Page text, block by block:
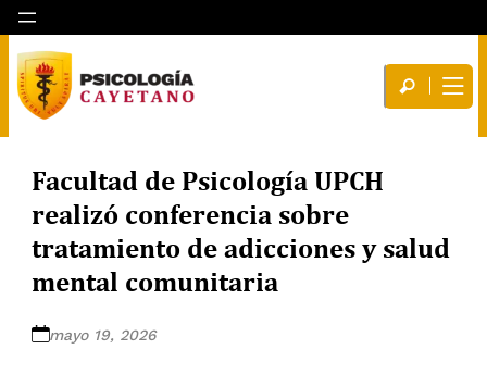
Facultad de Psicología UPCH
realizó conferencia sobre
tratamiento de adicciones y salud
mental comunitaria
mayo 19, 2026